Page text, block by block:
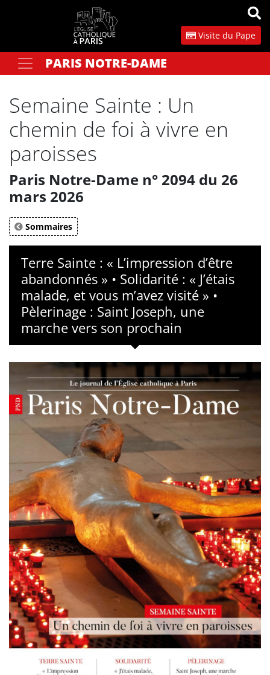
Visite du Pape
Votre recherchePARIS NOTRE-DAME
Semaine Sainte : Un
chemin de foi à vivre en
paroisses
Paris Notre-Dame n° 2094 du 26
mars 2026
Sommaires
Terre Sainte : « L’impression d’être
abandonnés » • Solidarité : « J’étais
malade, et vous m’avez visité » •
Pèlerinage : Saint Joseph, une
marche vers son prochain
Panneau de gestion des cookies